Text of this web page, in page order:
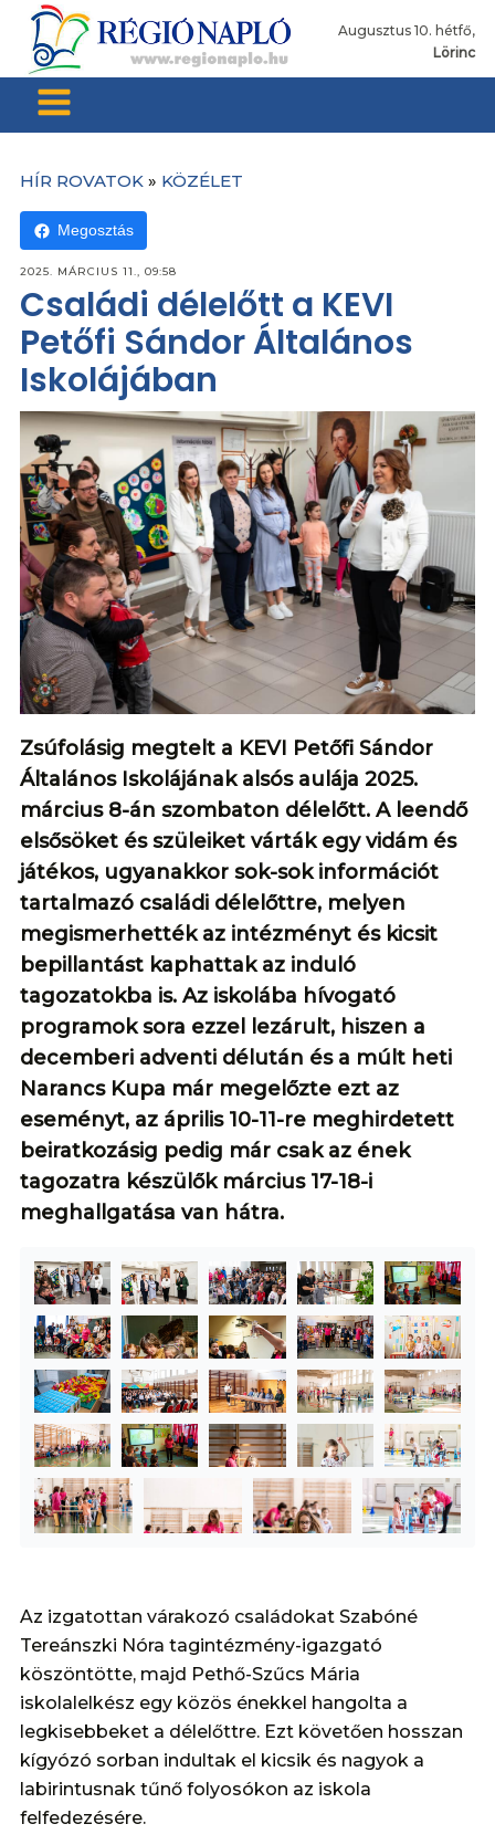
Augusztus 10. hétfő,
Lörinc
HÍR ROVATOK » KÖZÉLET
Megosztás
2025. MÁRCIUS 11., 09:58
Családi délelőtt a KEVI
Petőfi Sándor Általános
Iskolájában
Zsúfolásig megtelt a KEVI Petőfi Sándor
Általános Iskolájának alsós aulája 2025.
március 8-án szombaton délelőtt. A leendő
elsősöket és szüleiket várták egy vidám és
játékos, ugyanakkor sok-sok információt
tartalmazó családi délelőttre, melyen
megismerhették az intézményt és kicsit
bepillantást kaphattak az induló
tagozatokba is. Az iskolába hívogató
programok sora ezzel lezárult, hiszen a
decemberi adventi délután és a múlt heti
Narancs Kupa már megelőzte ezt az
eseményt, az április 10-11-re meghirdetett
beiratkozásig pedig már csak az ének
tagozatra készülők március 17-18-i
meghallgatása van hátra.
Az izgatottan várakozó családokat Szabóné
Tereánszki Nóra tagintézmény-igazgató
köszöntötte, majd Pethő-Szűcs Mária
iskolalelkész egy közös énekkel hangolta a
legkisebbeket a délelőttre. Ezt követően hosszan
kígyózó sorban indultak el kicsik és nagyok a
labirintusnak tűnő folyosókon az iskola
felfedezésére.